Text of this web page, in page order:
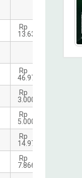
Rp
13.632.000
Rp
46.974.500
Rp
3.000.000
Rp
5.000.000
Rp
14.974.000
Rp
7.866.500